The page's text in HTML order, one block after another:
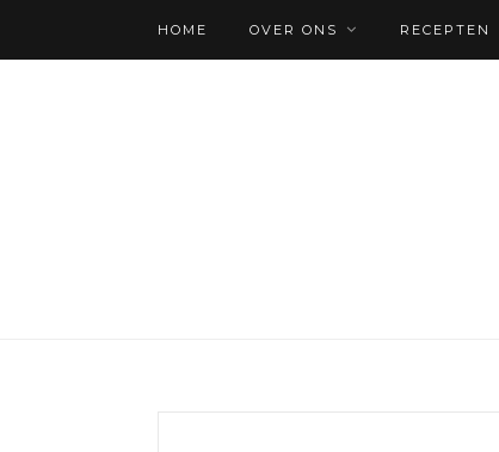
HOME OVER ONS RECEPTEN